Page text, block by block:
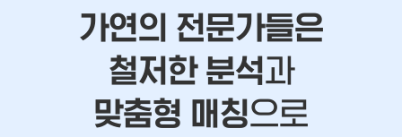
가연의 전문가들은
철저한 분석과
맞춤형 매칭으로